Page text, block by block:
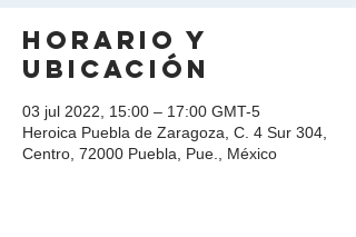
Horario y
ubicación
03 jul 2022, 15:00 – 17:00 GMT-5
Heroica Puebla de Zaragoza, C. 4 Sur 304,
Centro, 72000 Puebla, Pue., México